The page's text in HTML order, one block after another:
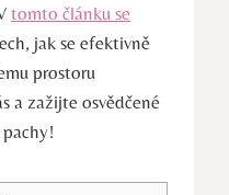
tomto článku ⁢se
jak se efektivně
prostoru
a zažijte osvědčené⁢